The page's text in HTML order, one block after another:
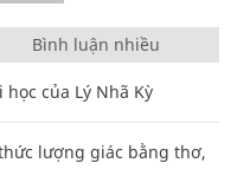
Bình luận nhiều
của Lý Nhã Kỳ
lượng giác bằng thơ,